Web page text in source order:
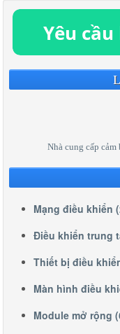
Nhà cung cấp
Mạng điều khiển
Điều khiển trung
Thiết bị điều
Màn hình điều
Module mở rộng